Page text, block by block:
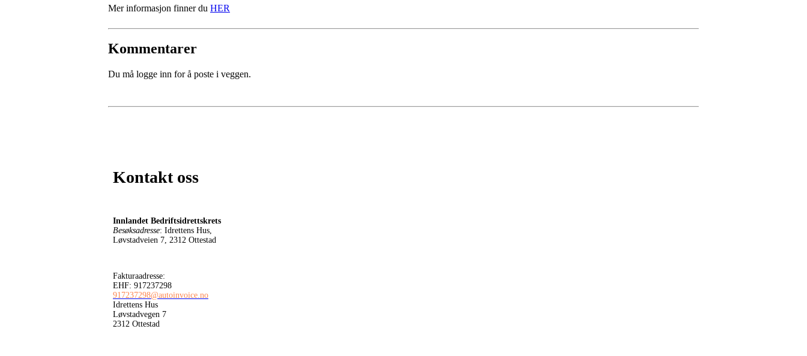
Mer informasjon finner du HER
Kommentarer
Du må logge inn for å poste i veggen.
Kontakt oss
Innlandet Bedriftsidrettskrets
Besøksadresse: Idrettens Hus,
Løvstadveien 7, 2312 Ottestad
Fakturaadresse:
EHF: 917237298
917237298@autoinvoice.no
Idrettens Hus
Løvstadvegen 7
2312 Ottestad